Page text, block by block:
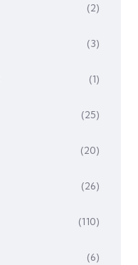
(2)
(3)
(1)
(25)
(20)
(26)
(110)
(6)